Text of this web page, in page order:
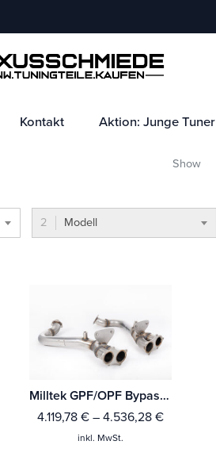
Kontakt Aktion: Junge Tuner
Show
Modell
Milltek GPF/OPF Bypass Porsche Cayman 718 GT4 4.0 (mit OPF/GPF - Bis Baujahr Feb 2020 )
4.119,78 € – 4.536,28 €
inkl. MwSt.